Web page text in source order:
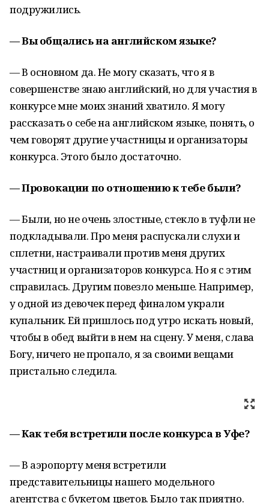
подружились.
— Вы общались на английском языке?
— В основном да. Не могу сказать, что я в
совершенстве знаю английский, но для участия в
конкурсе мне моих знаний хватило. Я могу
рассказать о себе на английском языке, понять, о
чем говорят другие участницы и организаторы
конкурса. Этого было достаточно.
— Провокации по отношению к тебе были?
— Были, но не очень злостные, стекло в туфли не
подкладывали. Про меня распускали слухи и
сплетни, настраивали против меня других
участниц и организаторов конкурса. Но я с этим
справилась. Другим повезло меньше. Например,
у одной из девочек перед финалом украли
купальник. Ей пришлось под утро искать новый,
чтобы в обед выйти в нем на сцену. У меня, слава
Богу, ничего не пропало, я за своими вещами
пристально следила.
— Как тебя встретили после конкурса в Уфе?
— В аэропорту меня встретили
представительницы нашего модельного
агентства с букетом цветов. Было так приятно.